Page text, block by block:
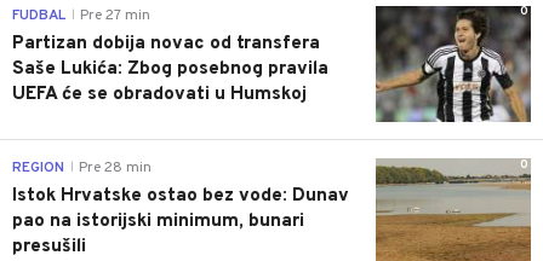
0
FUDBAL Pre 27 min
Partizan dobija novac od transfera
Saše Lukića: Zbog posebnog pravila
UEFA će se obradovati u Humskoj
0
REGION Pre 28 min
Istok Hrvatske ostao bez vode: Dunav
pao na istorijski minimum, bunari
presušili